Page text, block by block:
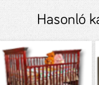
Hasonló